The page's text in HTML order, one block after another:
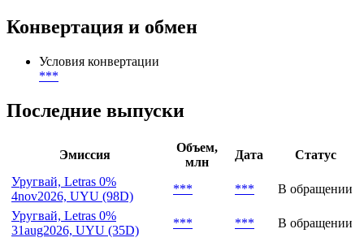
Конвертация и обмен
Условия конвертации
***
Последние выпуски
Эмиссия
Объем,
млн
Дата
Статус
Уругвай, Letras 0%
4nov2026, UYU (98D)
*** ***
В обращении
Уругвай, Letras 0%
31aug2026, UYU (35D)
*** *** В обращении